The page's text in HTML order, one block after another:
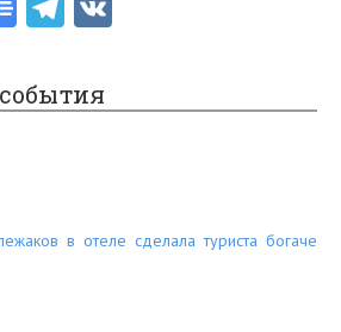
в отеле сделала туриста богаче